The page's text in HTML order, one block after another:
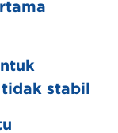
stabil